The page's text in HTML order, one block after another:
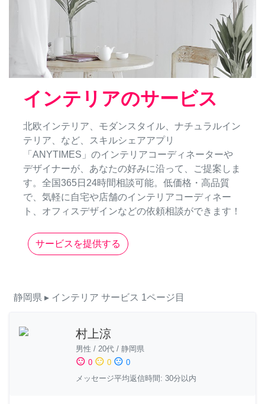
インテリアのサービス
北欧インテリア、モダンスタイル、ナチュラルイン
テリア、など、スキルシェアアプリ
「ANYTIMES」のインテリアコーディネーターや
デザイナーが、あなたの好みに沿って、ご提案しま
す。全国365日24時間相談可能。低価格・高品質
で、気軽に自宅や店舗のインテリアコーディネー
ト、オフィスデザインなどの依頼相談ができます！
サービスを提供する
静岡県 ▸ インテリア サービス 1ページ目
村上涼
男性 / 20代 / 静岡県
sentiment_satisfied 0 sentiment_neutral 0 sentiment_dissatisfied 0
メッセージ平均返信時間: 30分以内